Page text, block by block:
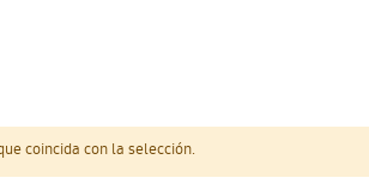
coincida con la selección.